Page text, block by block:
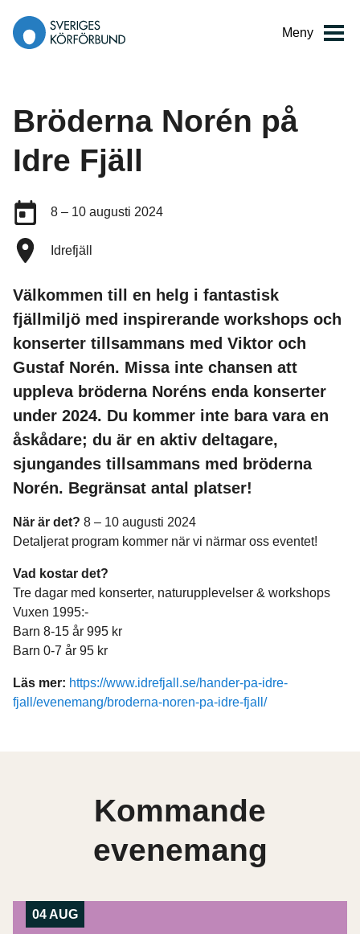
innehåll
Meny
Bröderna Norén på
Idre Fjäll
Datum:
8 – 10 augusti 2024
Plats:
Idrefjäll
Välkommen till en helg i fantastisk
fjällmiljö med inspirerande workshops och
konserter tillsammans med Viktor och
Gustaf Norén. Missa inte chansen att
uppleva bröderna Noréns enda konserter
under 2024. Du kommer inte bara vara en
åskådare; du är en aktiv deltagare,
sjungandes tillsammans med bröderna
Norén. Begränsat antal platser!
När är det? 8 – 10 augusti 2024
Detaljerat program kommer när vi närmar oss eventet!
Vad kostar det?
Tre dagar med konserter, naturupplevelser & workshops
Vuxen 1995:-
Barn 8-15 år 995 kr
Barn 0-7 år 95 kr
Läs mer: https://www.idrefjall.se/hander-pa-idre-
fjall/evenemang/broderna-noren-pa-idre-fjall/
Kommande
evenemang
04 AUG